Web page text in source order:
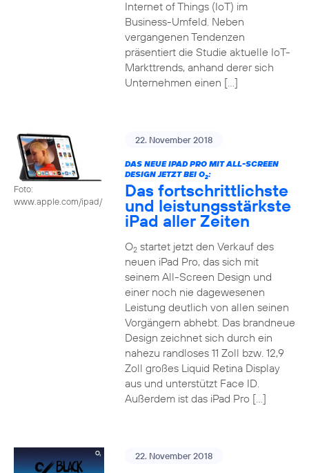
Internet of Things (IoT) im
Business-Umfeld. Neben
vergangenen Tendenzen
präsentiert die Studie aktuelle IoT-
Markttrends, anhand derer sich
Unternehmen einen […]
Foto:
www.apple.com/ipad/
22. November 2018
DAS NEUE IPAD PRO MIT ALL-SCREEN
DESIGN JETZT BEI O2:
Das fortschrittlichste
und leistungsstärkste
iPad aller Zeiten
O2startet jetzt den Verkauf des
neuen iPad Pro, das sich mit
seinem All-Screen Design und
einer noch nie dagewesenen
Leistung deutlich von allen seinen
Vorgängern abhebt. Das brandneue
Design zeichnet sich durch ein
nahezu randloses 11 Zoll bzw. 12,9
Zoll großes Liquid Retina Display
aus und unterstützt Face ID.
Außerdem ist das iPad Pro […]
22. November 2018